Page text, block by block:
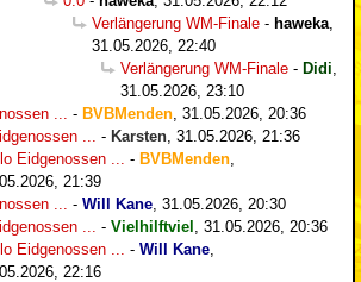
Verlängerung WM-Finale - haweka
31.05.2026, 22:40
Verlängerung WM-Finale - Didi
31.05.2026, 23:10
...
- BVBMenden 31.05.2026, 20:36
...
- Karsten 31.05.2026, 21:36
Eidgenossen ...
- BVBMenden
21:39
...
- Will Kane 31.05.2026, 20:30
...
- Vielhilftviel
31.05.2026, 20:36
Eidgenossen ...
- Will Kane
22:16